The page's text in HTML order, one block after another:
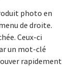
photo en
de droite.
Ceux-ci
un mot-clé
rapidement